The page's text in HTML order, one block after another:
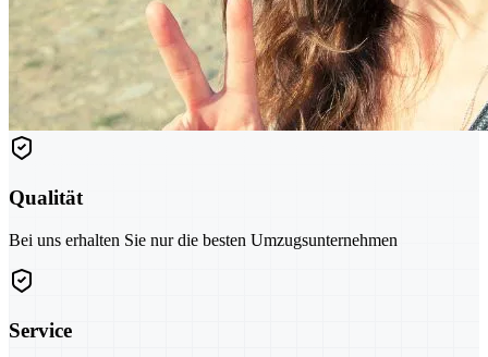
Qualität
Bei uns erhalten Sie nur die besten Umzugsunternehmen
Service